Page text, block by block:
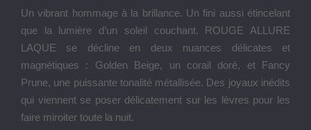
Un vibrant hommage à la brillance. Un fini aussi étincelant
que la lumière d’un soleil couchant. ROUGE ALLURE
LAQUE se décline en deux nuances délicates et
magnétiques : Golden Beige, un corail doré, et Fancy
Prune, une puissante tonalité métallisée. Des joyaux inédits
qui viennent se poser délicatement sur les lèvres pour les
faire miroiter toute la nuit.